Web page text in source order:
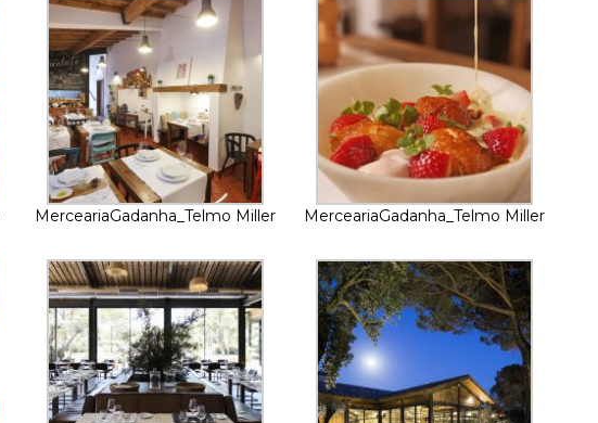
MerceariaGadanha_Telmo Miller MerceariaGadanha_Telmo Miller